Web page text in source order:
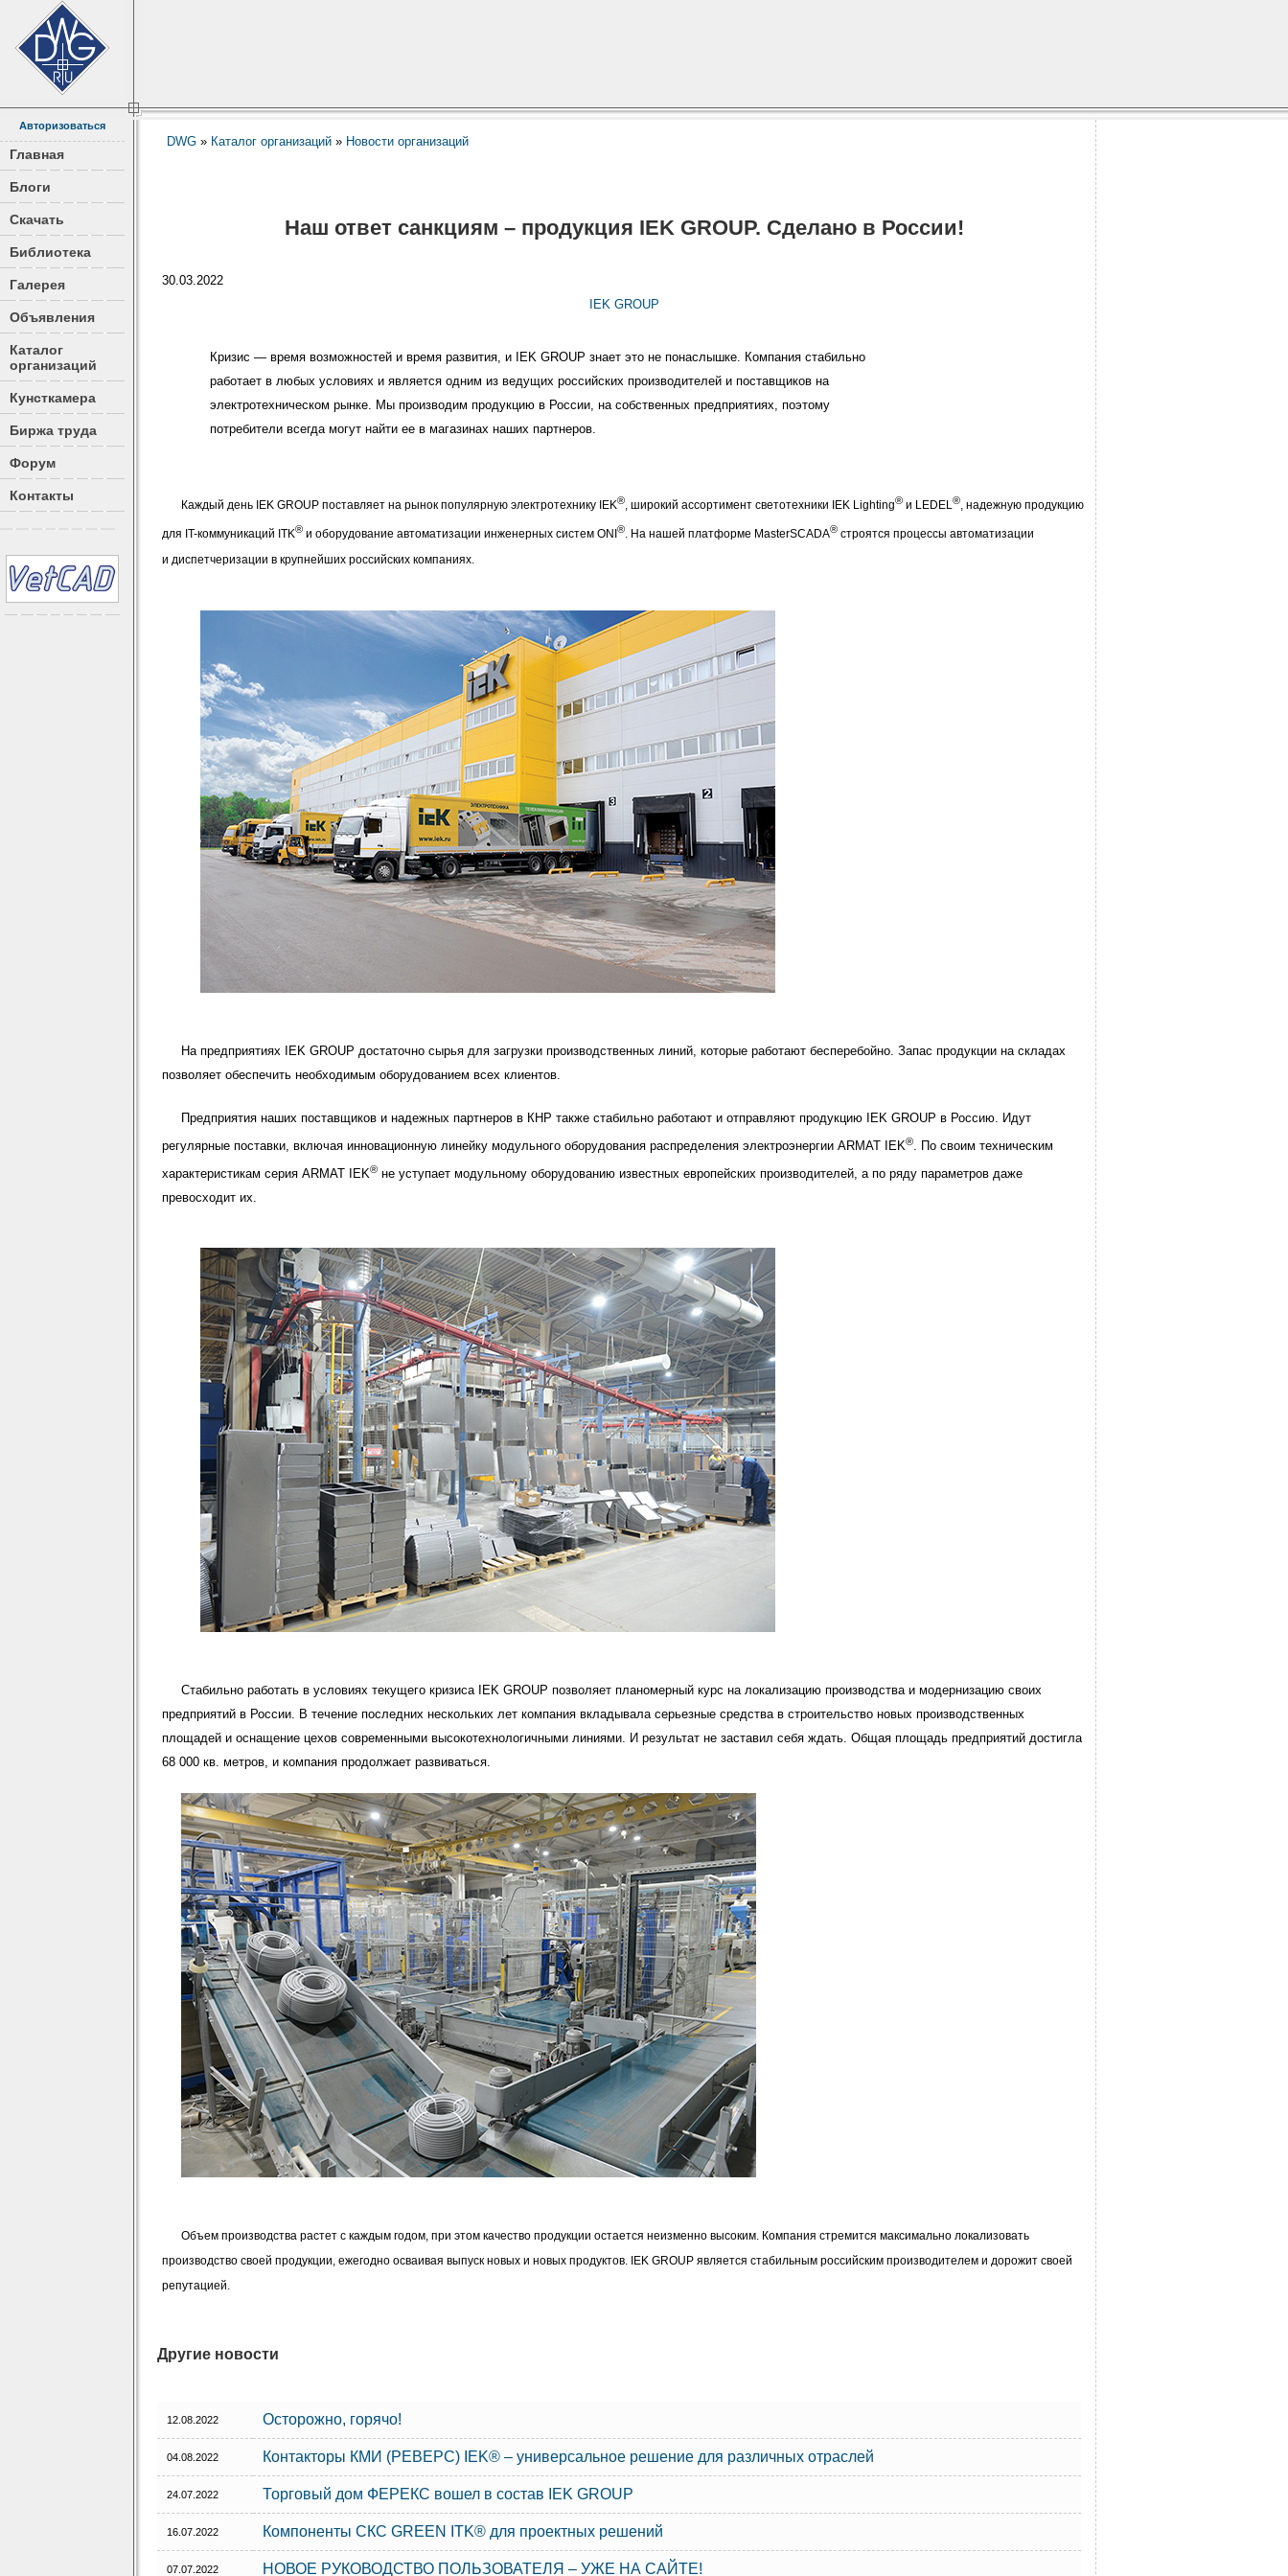
Авторизоваться
Главная
Блоги
Скачать
Библиотека
Галерея
Объявления
Каталог
организаций
Кунсткамера
Биржа труда
Форум
Контакты
DWG » Каталог организаций » Новости организаций
Наш ответ санкциям – продукция IEK GROUP. Сделано в России!
30.03.2022
IEK GROUP
Кризис — время возможностей и время развития, и IEK GROUP знает это не понаслышке. Компания стабильно
работает в любых условиях и является одним из ведущих российских производителей и поставщиков на
электротехническом рынке. Мы производим продукцию в России, на собственных предприятиях, поэтому
потребители всегда могут найти ее в магазинах наших партнеров.
Каждый день IEK GROUP поставляет на рынок популярную электротехнику IEK®, широкий ассортимент светотехники IEK Lighting® и LEDEL®, надежную продукцию
для IT-коммуникаций ITK® и оборудование автоматизации инженерных систем ONI ®. На нашей платформе MasterSCADA® строятся процессы автоматизации
и диспетчеризации в крупнейших российских компаниях.
На предприятиях IEK GROUP достаточно сырья для загрузки производственных линий, которые работают бесперебойно. Запас продукции на складах
позволяет обеспечить необходимым оборудованием всех клиентов.
Предприятия наших поставщиков и надежных партнеров в КНР также стабильно работают и отправляют продукцию IEK GROUP в Россию. Идут
регулярные поставки, включая инновационную линейку модульного оборудования распределения электроэнергии ARMAT IEK®
. По своим техническим
характеристикам серия ARMAT IEK® не уступает модульному оборудованию известных европейских производителей, а по ряду параметров даже
превосходит их.
Стабильно работать в условиях текущего кризиса IEK GROUP позволяет планомерный курс на локализацию производства и модернизацию своих
предприятий в России. В течение последних нескольких лет компания вкладывала серьезные средства в строительство новых производственных
площадей и оснащение цехов современными высокотехнологичными линиями. И результат не заставил себя ждать. Общая площадь предприятий достигла
68 000 кв. метров, и компания продолжает развиваться.
Объем производства растет с каждым годом, при этом качество продукции остается неизменно высоким. Компания стремится максимально локализовать
производство своей продукции, ежегодно осваивая выпуск новых и новых продуктов. IEK GROUP является стабильным российским производителем и дорожит своей
репутацией.
Другие новости
12.08.2022 Осторожно, горячо!
04.08.2022 Контакторы КМИ (РЕВЕРС) IEK® – универсальное решение для различных отраслей
24.07.2022 Торговый дом ФЕРЕКС вошел в состав IEK GROUP
16.07.2022 Компоненты СКС GREEN ITK® для проектных решений
07.07.2022 НОВОЕ РУКОВОДСТВО ПОЛЬЗОВАТЕЛЯ – УЖЕ НА САЙТЕ!